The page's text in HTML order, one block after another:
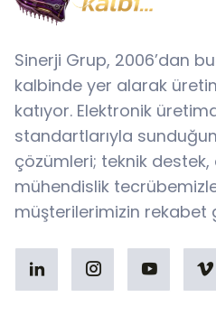
Sinerji Grup, 2006’dan
kalbinde yer alarak
katıyor. Elektronik
standartlarıyla
çözümleri; teknik
mühendislik
müşterilerimizin rekabet